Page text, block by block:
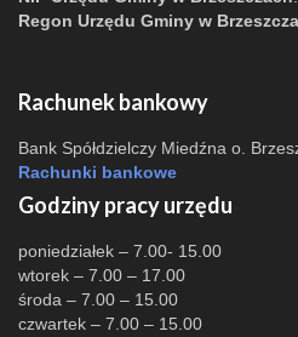
Regon Urzędu Gminy w
Rachunek bankowy
Bank Spółdzielczy Miedźna o.
Rachunki bankowe
Godziny pracy urzędu
poniedziałek – 7.00- 15.00
wtorek – 7.00 – 17.00
środa – 7.00 – 15.00
czwartek – 7.00 – 15.00